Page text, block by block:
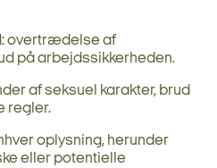
overtrædelse af
på arbejdssikkerheden.
af seksuel karakter, brud
regler.
oplysning, herunder
eller potentielle